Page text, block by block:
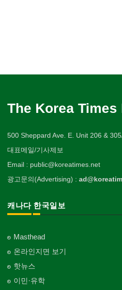
The Korea Times
500 Sheppard Ave. E. Unit 206 &
대표메일/기사제보
Email : public@koreatimes.net
광고문의(Advertising) :
캐나다 한국일보
Masthead
온라인지면 보기
핫뉴스
이민·유학